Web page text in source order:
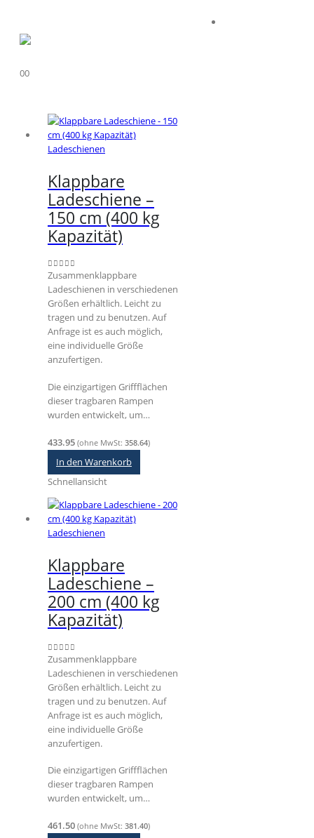
00
Ladeschienen
Klappbare
Ladeschiene –
150 cm (400 kg
Kapazität)
0out of 5
Zusammenklappbare
Ladeschienen in verschiedenen
Größen erhältlich. Leicht zu
tragen und zu benutzen. Auf
Anfrage ist es auch möglich,
eine individuelle Größe
anzufertigen.
Die einzigartigen Griffflächen
dieser tragbaren Rampen
wurden entwickelt, um…
433.95 (ohne MwSt: 358.64)
In den Warenkorb
Schnellansicht
Ladeschienen
Klappbare
Ladeschiene –
200 cm (400 kg
Kapazität)
0out of 5
Zusammenklappbare
Ladeschienen in verschiedenen
Größen erhältlich. Leicht zu
tragen und zu benutzen. Auf
Anfrage ist es auch möglich,
eine individuelle Größe
anzufertigen.
Die einzigartigen Griffflächen
dieser tragbaren Rampen
wurden entwickelt, um…
461.50 (ohne MwSt: 381.40)